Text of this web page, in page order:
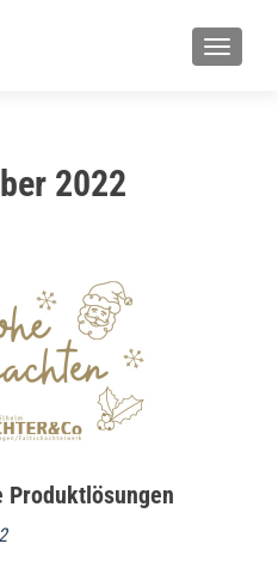
MENU
2022
Produktlösungen